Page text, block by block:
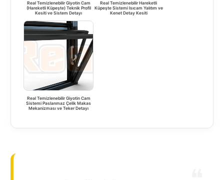
Real Temizlenebilir Giyotin Cam
(Hareketli Küpeşte) Teknik Profil
Kesiti ve Sistem Detayı
Real Temizlenebilir Hareketli
Küpeşte Sistemi Isıcam Yalıtım ve
Kenet Detay Kesiti
Real Temizlenebilir Giyotin Cam
Sistemi Paslanmaz Çelik Makas
Mekanizması ve Teker Detayı